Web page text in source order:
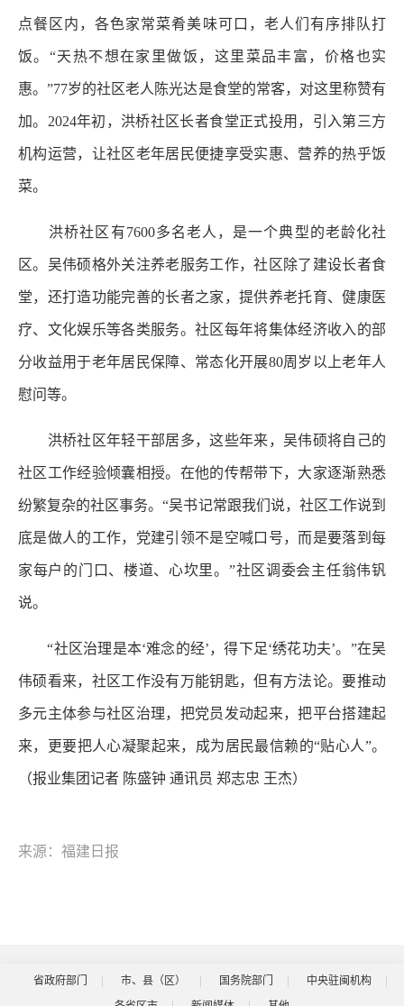
点餐区内，各色家常菜肴美味可口，老人们有序排队打
饭。“天热不想在家里做饭，这里菜品丰富，价格也实
惠。”77岁的社区老人陈光达是食堂的常客，对这里称赞有
加。2024年初，洪桥社区长者食堂正式投用，引入第三方
机构运营，让社区老年居民便捷享受实惠、营养的热乎饭
菜。
洪桥社区有7600多名老人，是一个典型的老龄化社
区。吴伟硕格外关注养老服务工作，社区除了建设长者食
堂，还打造功能完善的长者之家，提供养老托育、健康医
疗、文化娱乐等各类服务。社区每年将集体经济收入的部
分收益用于老年居民保障、常态化开展80周岁以上老年人
慰问等。
洪桥社区年轻干部居多，这些年来，吴伟硕将自己的
社区工作经验倾囊相授。在他的传帮带下，大家逐渐熟悉
纷繁复杂的社区事务。“吴书记常跟我们说，社区工作说到
底是做人的工作，党建引领不是空喊口号，而是要落到每
家每户的门口、楼道、心坎里。”社区调委会主任翁伟钒
说。
“社区治理是本‘难念的经’，得下足‘绣花功夫’。”在吴
伟硕看来，社区工作没有万能钥匙，但有方法论。要推动
多元主体参与社区治理，把党员发动起来，把平台搭建起
来，更要把人心凝聚起来，成为居民最信赖的“贴心人”。
（报业集团记者 陈盛钟 通讯员 郑志忠 王杰）
来源：福建日报
省政府部门 市、县（区） 国务院部门
中央驻闽机构